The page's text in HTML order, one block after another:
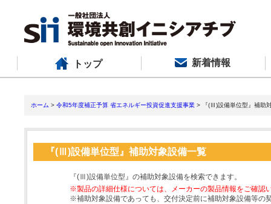
トップ 新着情報
ホーム > 令和5年度補正予算 省エネルギー投資促進支援事業 > 『(Ⅲ)設備単位型』補助
『(Ⅲ)設備単位型』補助対象設備一覧
『(Ⅲ)設備単位型』の補助対象設備を検索できます。
※製品の詳細仕様については、メーカーの製品情報をご確認
※補助対象設備であっても、交付決定前に補助対象設備等の